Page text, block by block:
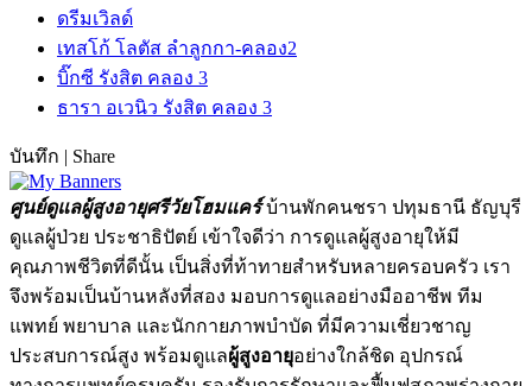
ดรีมเวิลด์
เทสโก้ โลตัส ลำลูกกา-คลอง2
บิ๊กซี รังสิต คลอง 3
ธารา อเวนิว รังสิต คลอง 3
บันทึก | Share
ศูนย์ดูแลผู้สูงอายุศรีวัยโฮมแคร์บ้านพักคนชรา ปทุมธานี ธัญบุรี
ดูแลผู้ป่วย ประชาธิปัตย์ เข้าใจดีว่า การดูแลผู้สูงอายุให้มี
คุณภาพชีวิตที่ดีนั้น เป็นสิ่งที่ท้าทายสำหรับหลายครอบครัว เรา
จึงพร้อมเป็นบ้านหลังที่สอง มอบการดูแลอย่างมืออาชีพ ทีม
แพทย์ พยาบาล และนักกายภาพบำบัด ที่มีความเชี่ยวชาญ
ประสบการณ์สูง พร้อมดูแลผู้สูงอายุอย่างใกล้ชิด อุปกรณ์